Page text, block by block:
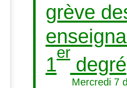
grève
1
er
degré
Mercredi 7